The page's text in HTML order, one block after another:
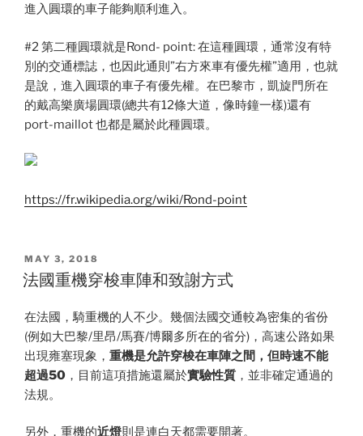
進入圓環的車子能夠順利進入。
#2 第二種圓環就是Rond- point: 在這種圓環，通常沒有特
別的交通標誌，也因此通則”右方來車有優先權”適用，也就
是說，進入圓環的車子有優先權。在巴黎市，凱旋門所在
的戴高樂廣場圓環(總共有12條大道，像時鐘一樣)還有
port-maillot 也都是屬於此種圓環。
https://fr.wikipedia.org/wiki/Rond-point
POSTED
ON
MAY 3, 2018
法國重機穿梭車陣和致謝方式
在法國，騎重機的人不少。幾個法國交通較為密集的省份
(例如大巴黎/里昂/馬賽/博爾多所在的省分)，高速公路如果
出現雍塞現象， 重機是允許穿梭在車陣之間，但時速不能
超過50 ，目前這項措施還屬於實驗性質 ，並非確定通過的
法規。
另外，重機的近燈則是連白天都需要開著。